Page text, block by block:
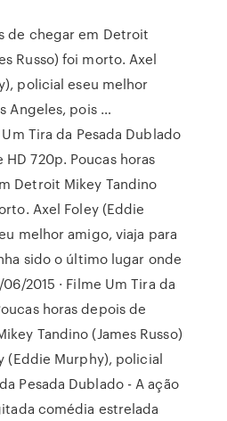
de chegar em Detroit
Russo) foi morto. Axel
policial eseu melhor
Angeles, pois …
Tira da Pesada Dublado
720p. Poucas horas
Detroit Mikey Tandino
Axel Foley (Eddie
melhor amigo, viaja para
sido o último lugar onde
2015 · Filme Um Tira da
horas depois de
Tandino (James Russo)
(Eddie Murphy), policial
Pesada Dublado - A ação
comédia estrelada